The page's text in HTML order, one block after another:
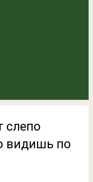
слепо
видишь по